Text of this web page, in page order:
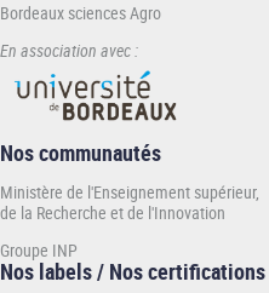
Bordeaux sciences Agro
En association avec :
Nos communautés
Ministère de l'Enseignement supérieur,
de la Recherche et de l'Innovation
Groupe INP
Nos labels / Nos certifications